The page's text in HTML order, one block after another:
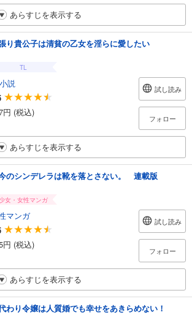
あらすじを表示する
り貴公子は清貧の乙女を淫らに愛したい
TL
説
円 (税込)
試し読み
フォロー
あらすじを表示する
のシンデレラは靴を落とさない。 連載版
少女・女性マンガ
マンガ
円 (税込)
試し読み
フォロー
あらすじを表示する
わり令嬢は人質婚でも幸せをあきらめない！